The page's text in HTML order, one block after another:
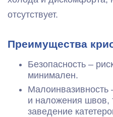
отсутствует.
Преимущества
Безопасность –
минимален.
Малоинвазивность
и наложения швов,
заведение